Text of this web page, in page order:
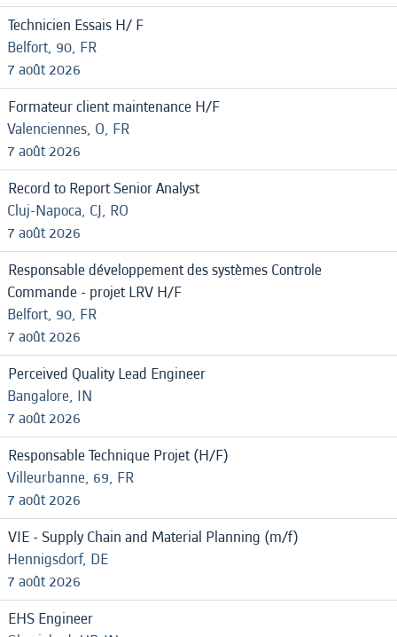
Technicien Essais H/ F
Belfort, 90, FR
7 août 2026
Formateur client maintenance H/F
Valenciennes, O, FR
7 août 2026
Record to Report Senior Analyst
Cluj-Napoca, CJ, RO
7 août 2026
Responsable développement des systèmes Controle
Commande - projet LRV H/F
Belfort, 90, FR
7 août 2026
Perceived Quality Lead Engineer
Bangalore, IN
7 août 2026
Responsable Technique Projet (H/F)
Villeurbanne, 69, FR
7 août 2026
VIE - Supply Chain and Material Planning (m/f)
Hennigsdorf, DE
7 août 2026
EHS Engineer